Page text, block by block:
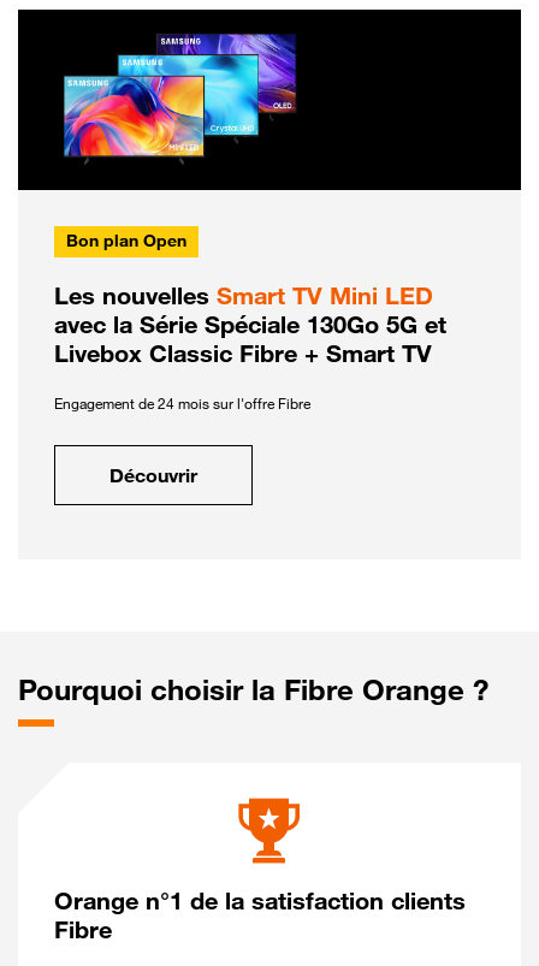
Bon plan Open
Les nouvelles Smart TV Mini LED
avec la Série Spéciale 130Go 5G et
Livebox Classic Fibre + Smart TV
Engagement de 24 mois sur l'offre Fibre
Découvrir
Pourquoi choisir la Fibre Orange ?
Orange n°1 de la satisfaction clients
Fibre